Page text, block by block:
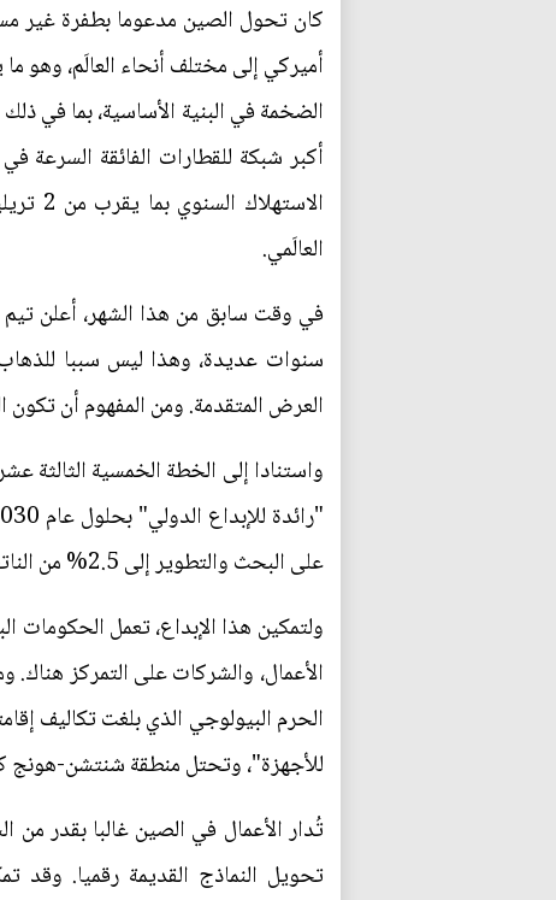
الضخمة في البنية الأساسية، بما في
العالَمي.
في وقت سابق من هذا الشهر، أعلن تيم
سنوات عديدة، وهذا ليس سببا
العرض المتقدمة. ومن المفهوم أن تكون
على البحث والتطوير إلى 2.5% من الناتج المحلي الإجمالي ومضاعفة عدد براءات الاختراع المسجلة لكل 10 آلاف مواطن بحلول عام 2020.
ولتمكين هذا الإبداع، تعمل الحكومات
الأعمال، والشركات على التمركز
للأجهزة"، وتحتل منطقة شنتشن-هونج
تُدار الأعمال في الصين غالبا بقدر
تحويل النماذج القديمة رقميا.